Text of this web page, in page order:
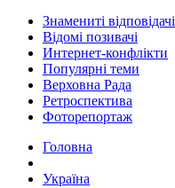
Знамениті відповідачі
Відомі позивачі
Интернет-конфлікти
Популярні теми
Верховна Рада
Ретроспектива
Фоторепортаж
Головна
Україна